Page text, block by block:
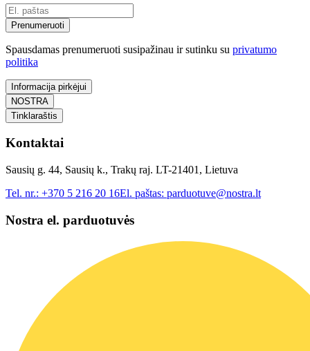
Prenumeruoti
Spausdamas prenumeruoti susipažinau ir sutinku su privatumo
politika
Informacija pirkėjui
NOSTRA
Tinklaraštis
Kontaktai
Sausių g. 44, Sausių k., Trakų raj. LT-21401, Lietuva
Tel. nr.: +370 5 216 20 16El. paštas: parduotuve@nostra.lt
Nostra el. parduotuvės